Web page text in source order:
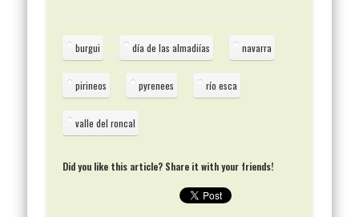
burgui día de las almadiías navarra
pirineos pyrenees río esca
valle del roncal
Did you like this article? Share it with your friends!